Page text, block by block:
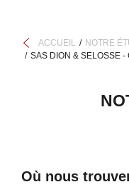
ACCUEIL
NOTRE
SAS DION & SELOSSE -
Où nous